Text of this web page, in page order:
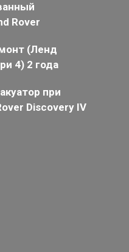
Rover
(Ленд
4) 2 года
при
Discovery IV